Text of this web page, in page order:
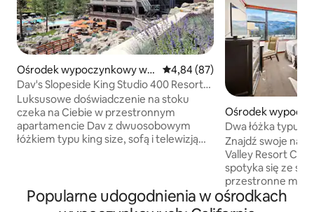
Ośrodek wypoczynkowy w:
Olympic Valley
Średnia ocena: 4,84 na 5,
4,84 (87)
Dav's Slopeside King Studio 400 Resort
Road
Luksusowe doświadczenie na stoku
czeka na Ciebie w przestronnym
apartamencie Dav z dwuosobowym
łóżkiem typu king size, sofą i telewizją
narciarskich Conde Nast w Ameryce
Północnej. Ciesz się dwoma
Ośrodek
Olympic Valley
Dwa łóżka typu
brak opłat
Znajdź swoje
Valley Resort
spotyka się ze
przestronne
Resort & Spa to
wypoczynek dla
Popularne udogodnienia w ośrodkach